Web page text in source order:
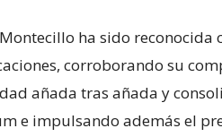
ha sido
corroborando su
añada tras añada y
e impulsando además el